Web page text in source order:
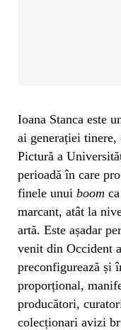
Ioana Stanca este
ai generației
Pictură a
perioadă în care
finele unui boom
marcant, atât la
artă. Este așadar
venit din Occident
preconfigurează și
proporțional,
producători,
colecționari avizi